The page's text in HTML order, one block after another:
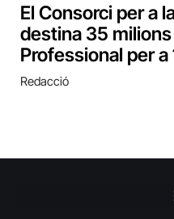
El Consorci per a
destina 35
Professional per
Redacció